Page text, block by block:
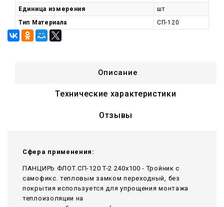
Единица измерения
шт
Тип Материала
СП-120
Описание
Технические характеристики
Отзывы
Сфера применения:
ПАНЦИРЬ ФЛОТ.СП-120 T-2 240x100 - Тройник c
самофикс. тепловым замком переходный, без
покрытия используется для упрощения монтажа
теплоизоляции на